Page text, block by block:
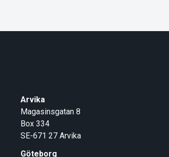
Arvika
Magasinsgatan 8
Box 334
SE-671 27 Arvika
Göteborg